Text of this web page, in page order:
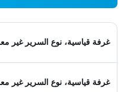
غرفة قياسية، نوع السرير غير
غرفة قياسية، نوع السرير غير